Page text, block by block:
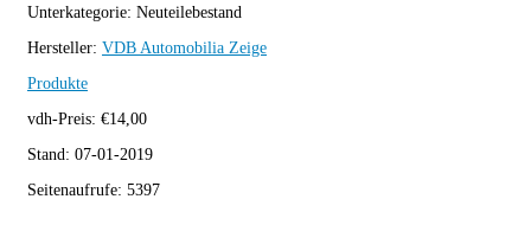
Unterkategorie: Neuteilebestand
Hersteller: VDB Automobilia Zeige
Produkte
vdh-Preis: €14,00
Stand: 07-01-2019
Seitenaufrufe: 5397